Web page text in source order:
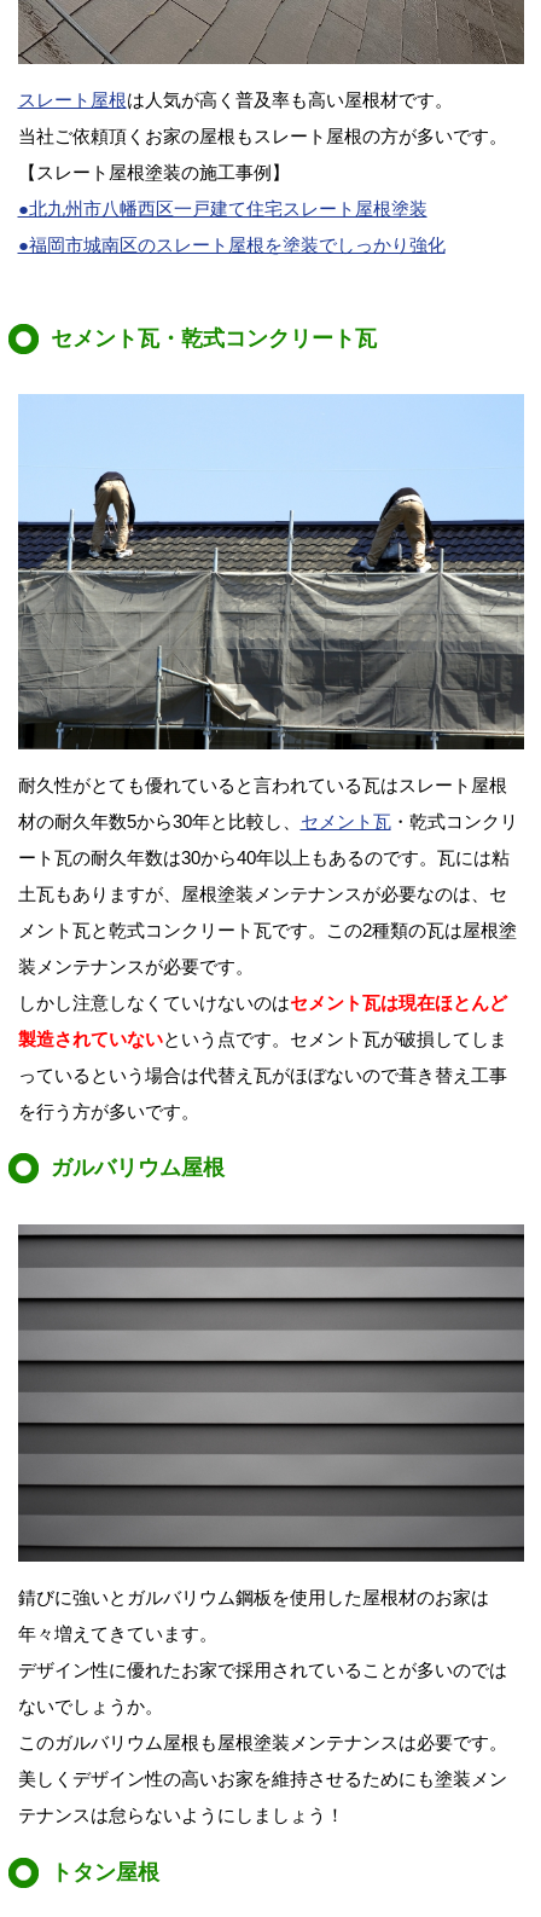
スレート屋根は人気が高く普及率も高い屋根材です。
当社ご依頼頂くお家の屋根もスレート屋根の方が多いです。
【スレート屋根塗装の施工事例】
●北九州市八幡西区一戸建て住宅スレート屋根塗装
●福岡市城南区のスレート屋根を塗装でしっかり強化
セメント瓦・乾式コンクリート瓦
耐久性がとても優れていると言われている瓦はスレート屋根
材の耐久年数5から30年と比較し、 セメント瓦・乾式コンクリ
ート瓦の耐久年数は30から40年以上もあるのです。瓦には粘
土瓦もありますが、屋根塗装メンテナンスが必要なのは、セ
メント瓦と乾式コンクリート瓦です。この2種類の瓦は屋根塗
装メンテナンスが必要です。
しかし注意しなくていけないのはセメント瓦は現在ほとんど
製造されていないという点です。セメント瓦が破損してしま
っているという場合は代替え瓦がほぼないので葺き替え工事
を行う方が多いです。
ガルバリウム屋根
錆びに強いとガルバリウム鋼板を使用した屋根材のお家は
年々増えてきています。
デザイン性に優れたお家で採用されていることが多いのでは
ないでしょうか。
このガルバリウム屋根も屋根塗装メンテナンスは必要です。
美しくデザイン性の高いお家を維持させるためにも塗装メン
テナンスは怠らないようにしましょう！
トタン屋根